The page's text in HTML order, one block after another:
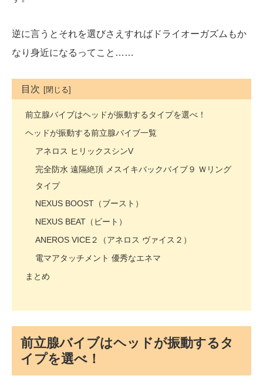
逆に言うとそれを選びさえすればドライオーガズムもか
なり身近になるってこと……
目次
前立腺バイブはヘッドが振動するタイプを選べ！
ヘッドが振動する前立腺バイブ一覧
アネロス ヒリックスシンV
完全防水 遠隔絶頂 メスイキバックバイブ９ Ｗリング
タイプ
NEXUS BOOST（ブースト）
NEXUS BEAT（ビート）
ANEROS VICE２（アネロス ヴァイス２）
電マアタッチメント 優秀なエネマ
まとめ
前立腺バイブはヘッドが振動するタ
イプを選べ！